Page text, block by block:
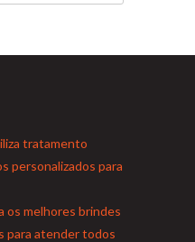
tratamento
personalizados para
os melhores brindes
para atender todos